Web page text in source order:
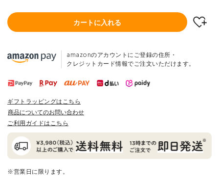
カートに入れる
amazonのアカウントにご登録の住所・
クレジットカード情報でご注文いただけます。
ギフトラッピングはこちら
商品についてのお問い合わせ
ご利用ガイドはこちら
※営業日に限ります。